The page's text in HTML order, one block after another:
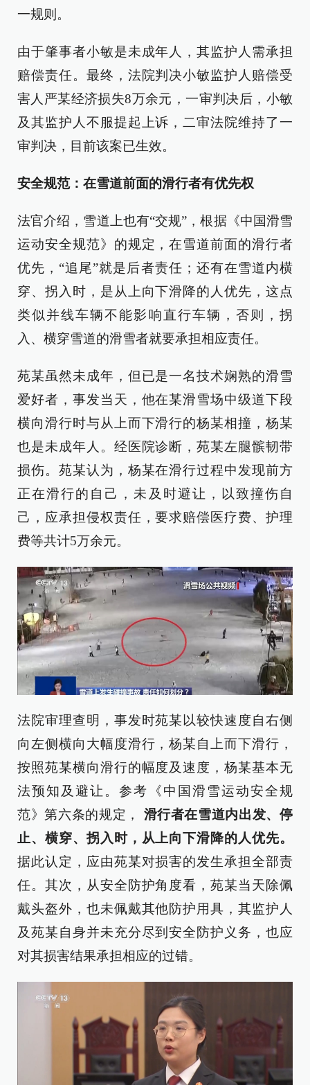
一规则。
由于肇事者小敏是未成年人，其监护人需承担
赔偿责任。最终，法院判决小敏监护人赔偿受
害人严某经济损失8万余元，一审判决后，小敏
及其监护人不服提起上诉，二审法院维持了一
审判决，目前该案已生效。
安全规范：在雪道前面的滑行者有优先权
法官介绍，雪道上也有“交规”，根据《中国滑雪
运动安全规范》的规定，在雪道前面的滑行者
优先，“追尾”就是后者责任；还有在雪道内横
穿、拐入时，是从上向下滑降的人优先，这点
类似并线车辆不能影响直行车辆，否则，拐
入、横穿雪道的滑雪者就要承担相应责任。
苑某虽然未成年，但已是一名技术娴熟的滑雪
爱好者，事发当天，他在某滑雪场中级道下段
横向滑行时与从上而下滑行的杨某相撞，杨某
也是未成年人。经医院诊断，苑某左腿髌韧带
损伤。苑某认为，杨某在滑行过程中发现前方
正在滑行的自己，未及时避让，以致撞伤自
己，应承担侵权责任，要求赔偿医疗费、护理
费等共计5万余元。
法院审理查明，事发时苑某以较快速度自右侧
向左侧横向大幅度滑行，杨某自上而下滑行，
按照苑某横向滑行的幅度及速度，杨某基本无
法预知及避让。参考《中国滑雪运动安全规
范》第六条的规定，
滑行者在雪道内出发、停
止、横穿、拐入时，从上向下滑降的人优先。
据此认定，应由苑某对损害的发生承担全部责
任。其次，从安全防护角度看，苑某当天除佩
戴头盔外，也未佩戴其他防护用具，其监护人
及苑某自身并未充分尽到安全防护义务，也应
对其损害结果承担相应的过错。